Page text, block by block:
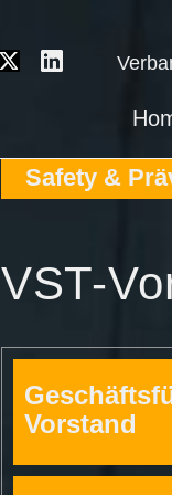
Safety &
VST-
Vorstand